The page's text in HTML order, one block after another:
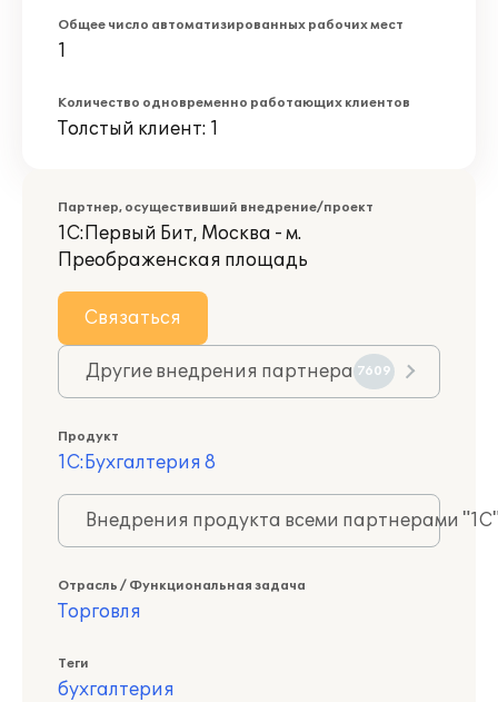
Общее число автоматизированных рабочих мест
1
Количество одновременно работающих клиентов
Толстый клиент: 1
Партнер, осуществивший внедрение/проект
1С:Первый Бит, Москва - м.
Преображенская площадь
Связаться
Другие внедрения партнера 7609
Продукт
1С:Бухгалтерия 8
Внедрения продукта всеми партнерами
Отрасль / Функциональная задача
Торговля
Теги
бухгалтерия